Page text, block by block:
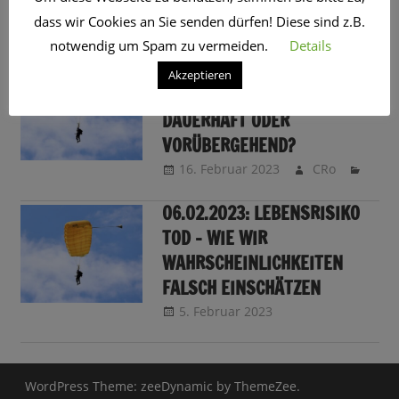
SCHLAGWORT:GEFAHR
LEBENSRISIKO – LEIDER NOCH
EIN UNTERSCHIED:
DAUERHAFT ODER
VORÜBERGEHEND?
16. Februar 2023 CRo
06.02.2023: LEBENSRISIKO
TOD – WIE WIR
WAHRSCHEINLICHKEITEN
FALSCH EINSCHÄTZEN
5. Februar 2023
WordPress Theme: zeeDynamic by ThemeZee.
dass wir Cookies an Sie senden dürfen! Diese sind z.B.
notwendig um Spam zu vermeiden.
Details
Akzeptieren